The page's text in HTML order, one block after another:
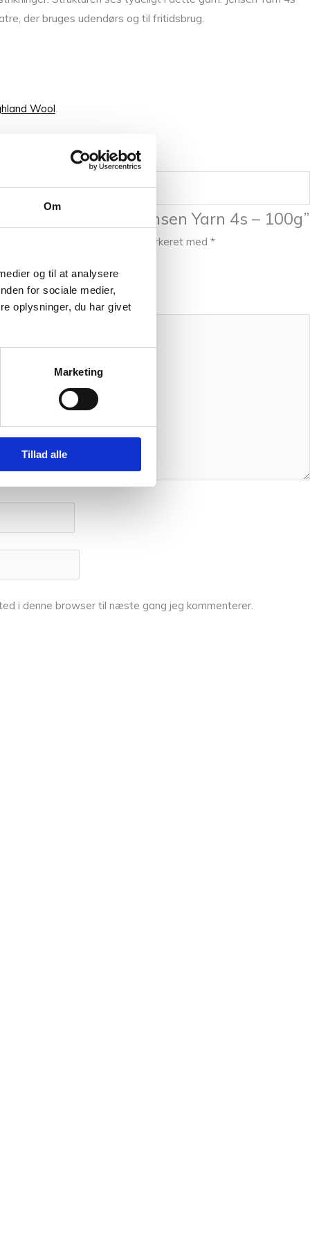
Om
og til at analysere
for sociale medier,
oplysninger, du har givet
Marketing
Tillad alle
der bruges udendørs og til fritidsbrug.
Wool.
“Isager Jensen Yarn 4s – 100g”
Krævede felter er markeret med *
i denne browser til næste gang jeg kommenterer.